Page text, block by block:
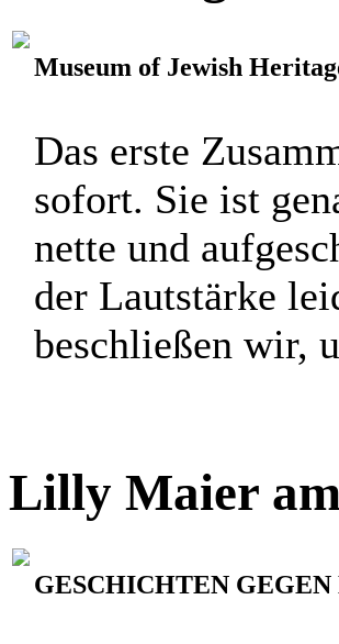
Museum of Jewish
Das erste
sofort. Sie ist
nette und
der Lautstärke
beschließen wir,
Lilly Maier am
GESCHICHTEN GEGEN